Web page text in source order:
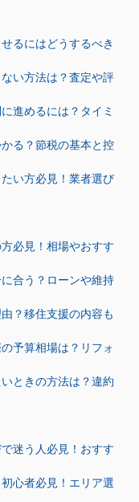
るにはどうするべき
い方法は？査定や評
進めるには？タイミ
る？節税の基本と控
い方必見！業者選び
必見！相場やおすす
合う？ローンや維持
？移住支援の内容も
予算相場は？リフォ
ときの方法は？違約
迷う人必見！おすす
心者必見！エリア選